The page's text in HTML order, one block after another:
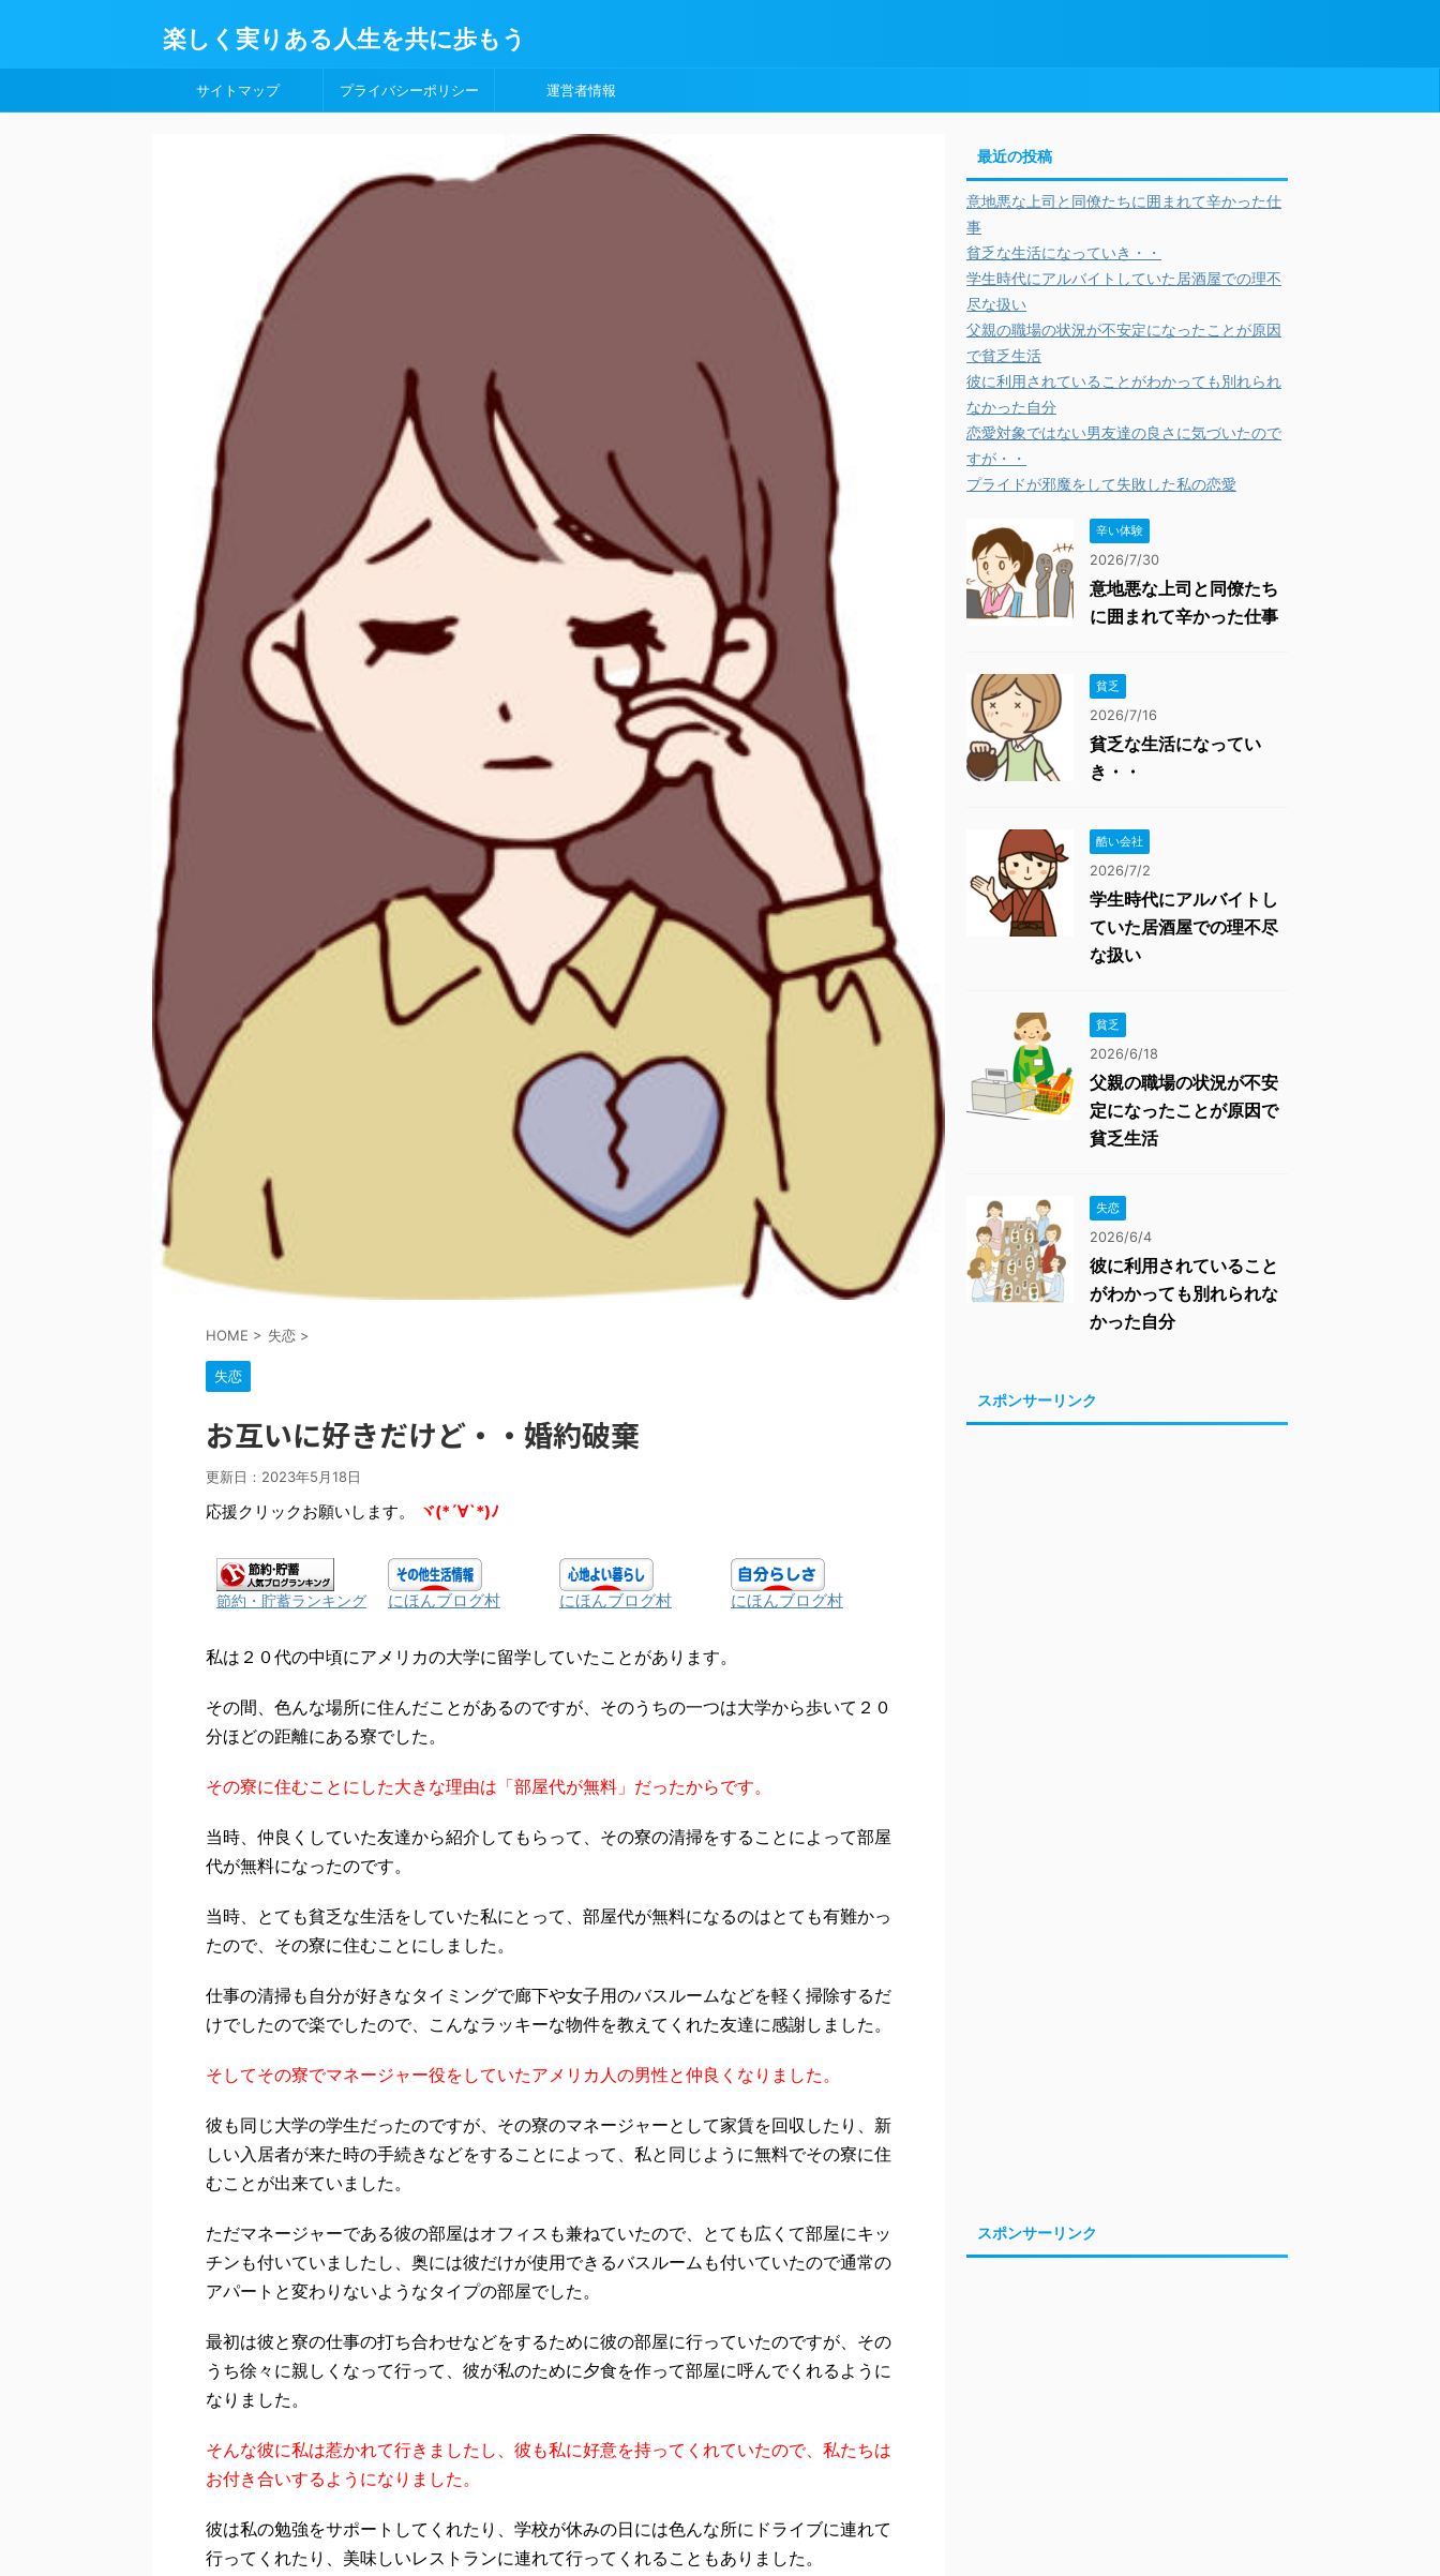
楽しく実りある人生を共に歩もう
サイトマップ プライバシーポリシー 運営者情報
HOME > 失恋 >
失恋
お互いに好きだけど・・婚約破棄
更新日： 2023年5月18日
応援クリックお願いします。 ヾ(*´∀`*)ﾉ
節約・貯蓄ランキング にほんブログ村 にほんブログ村 にほんブログ村
私は２０代の中頃にアメリカの大学に留学していたことがあります。
その間、色んな場所に住んだことがあるのですが、そのうちの一つは大学から歩いて２０
分ほどの距離にある寮でした。
その寮に住むことにした大きな理由は「部屋代が無料」だったからです。
当時、仲良くしていた友達から紹介してもらって、その寮の清掃をすることによって部屋
代が無料になったのです。
当時、とても貧乏な生活をしていた私にとって、部屋代が無料になるのはとても有難かっ
たので、その寮に住むことにしました。
仕事の清掃も自分が好きなタイミングで廊下や女子用のバスルームなどを軽く掃除するだ
けでしたので楽でしたので、こんなラッキーな物件を教えてくれた友達に感謝しました。
そしてその寮でマネージャー役をしていたアメリカ人の男性と仲良くなりました。
彼も同じ大学の学生だったのですが、その寮のマネージャーとして家賃を回収したり、新
しい入居者が来た時の手続きなどをすることによって、私と同じように無料でその寮に住
むことが出来ていました。
ただマネージャーである彼の部屋はオフィスも兼ねていたので、とても広くて部屋にキッ
チンも付いていましたし、奥には彼だけが使用できるバスルームも付いていたので通常の
アパートと変わりないようなタイプの部屋でした。
最初は彼と寮の仕事の打ち合わせなどをするために彼の部屋に行っていたのですが、その
うち徐々に親しくなって行って、彼が私のために夕食を作って部屋に呼んでくれるように
なりました。
そんな彼に私は惹かれて行きましたし、彼も私に好意を持ってくれていたので、私たちは
お付き合いするようになりました。
彼は私の勉強をサポートしてくれたり、学校が休みの日には色んな所にドライブに連れて
行ってくれたり、美味しいレストランに連れて行ってくれることもありました。
最近の投稿
意地悪な上司と同僚たちに囲まれて辛かった仕
事
貧乏な生活になっていき・・
学生時代にアルバイトしていた居酒屋での理不
尽な扱い
父親の職場の状況が不安定になったことが原因
で貧乏生活
彼に利用されていることがわかっても別れられ
なかった自分
恋愛対象ではない男友達の良さに気づいたので
すが・・
プライドが邪魔をして失敗した私の恋愛
辛い体験
2026/7/30
意地悪な上司と同僚たち
に囲まれて辛かった仕事
貧乏
2026/7/16
貧乏な生活になってい
き・・
酷い会社
2026/7/2
学生時代にアルバイトし
ていた居酒屋での理不尽
な扱い
貧乏
2026/6/18
父親の職場の状況が不安
定になったことが原因で
貧乏生活
失恋
2026/6/4
彼に利用されていること
がわかっても別れられな
かった自分
スポンサーリンク
スポンサーリンク